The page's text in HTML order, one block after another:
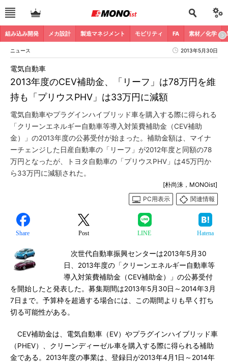
組み込み開発 メカ設計 製造マネジメント モビリティ FA 素材／化学
ニュース 2013年5月30日
2013年度のCEV補助金、「リーフ」は78万円を維
持も「プリウスPHV」は33万円に減額
電気自動車
電気自動車やプラグインハイブリッド車を購入する際に得られる
「クリーンエネルギー自動車等導入対策費補助金（CEV補助
金）」の2013年度の公募受付が始まった。補助金額は、マイナ
ーチェンジした日産自動車の「リーフ」が2012年度と同額の78
万円となったが、トヨタ自動車の「プリウスPHV」は45万円か
ら33万円に減額された。
[朴尚洙，MONOist]
PC用表示
関連情報
Share Post LINE Hatena
次世代自動車振興センターは2013年5月30
日、2013年度の「クリーンエネルギー自動車等
導入対策費補助金（CEV補助金）」の公募受付
を開始したと発表した。募集期間は2013年5月30日～2014年3月
7日まで。予算枠を超過する場合には、この期間よりも早く打ち
切る可能性がある。
CEV補助金は、電気自動車（EV）やプラグインハイブリッド車
（PHEV）、クリーンディーゼル車を購入する際に得られる補助
金である。2013年度の事業は、登録日が2013年4月1日～2014年